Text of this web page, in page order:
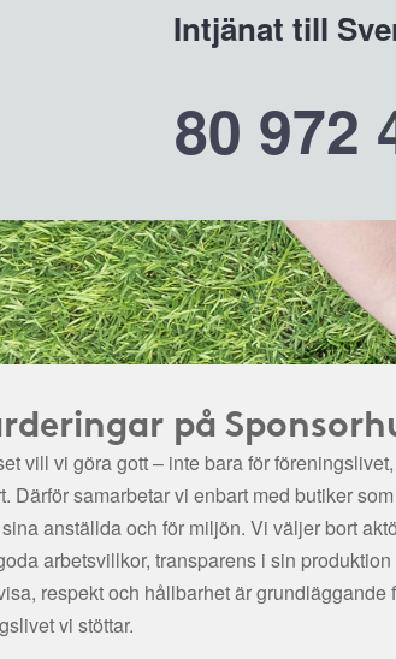
Intjänat till
80 972
på
vill vi göra gott – inte bara för
Därför samarbetar vi enbart med butiker
anställda och för miljön. Vi väljer bort
arbetsvillkor, transparens i sin
respekt och hållbarhet är grundläggande
vi stöttar.